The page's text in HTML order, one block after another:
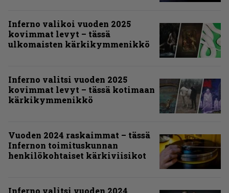
Inferno valikoi vuoden 2025
kovimmat levyt – tässä
ulkomaisten kärkikymmenikkö
Inferno valitsi vuoden 2025
kovimmat levyt – tässä kotimaan
kärkikymmenikkö
Vuoden 2024 raskaimmat – tässä
Infernon toimituskunnan
henkilökohtaiset kärkiviisikot
Inferno valitsi vuoden 2024